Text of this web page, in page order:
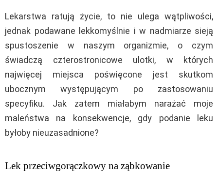
Lekarstwa ratują życie, to nie ulega wątpliwości,
jednak podawane lekkomyślnie i w nadmiarze sieją
spustoszenie w naszym organizmie, o czym
świadczą czterostronicowe ulotki, w których
najwięcej miejsca poświęcone jest skutkom
ubocznym występującym po zastosowaniu
specyfiku. Jak zatem miałabym narażać moje
maleństwa na konsekwencje, gdy podanie leku
byłoby nieuzasadnione?
Lek przeciwgorączkowy na ząbkowanie